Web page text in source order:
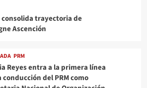
consolida trayectoria de
Ascención
PRM
Reyes entra a la primera línea
conducción del PRM como